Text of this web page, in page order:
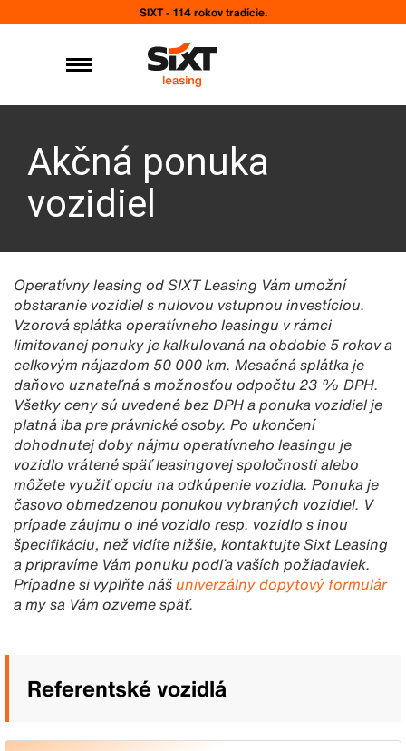
SIXT - 114 rokov tradície.
Akčná ponuka
vozidiel
Operatívny leasing od SIXT Leasing Vám umožní
obstaranie vozidiel s nulovou vstupnou investíciou.
Vzorová splátka operatívneho leasingu v rámci
limitovanej ponuky je kalkulovaná na obdobie 5 rokov a
celkovým nájazdom 50 000 km. Mesačná splátka je
daňovo uznateľná s možnosťou odpočtu 23 % DPH.
Všetky ceny sú uvedené bez DPH a ponuka vozidiel je
platná iba pre právnické osoby. Po ukončení
dohodnutej doby nájmu operatívneho leasingu je
vozidlo vrátené späť leasingovej spoločnosti alebo
môžete využiť opciu na odkúpenie vozidla. Ponuka je
časovo obmedzenou ponukou vybraných vozidiel. V
prípade záujmu o iné vozidlo resp. vozidlo s inou
špecifikáciu, než vidíte nižšie, kontaktujte Sixt Leasing
a pripravíme Vám ponuku podľa vaších požiadaviek.
Prípadne si vyplňte náš univerzálny dopytový formulár
a my sa Vám ozveme späť.
Referentské vozidlá